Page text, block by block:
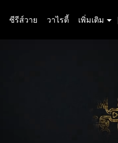
ซีรีส์วาย วาไรตี้ เพิ่มเติม |